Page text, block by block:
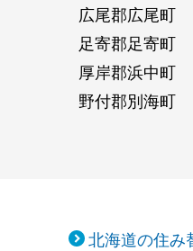
広尾郡広尾町
足寄郡足寄町
厚岸郡浜中町
野付郡別海町
北海道の住み